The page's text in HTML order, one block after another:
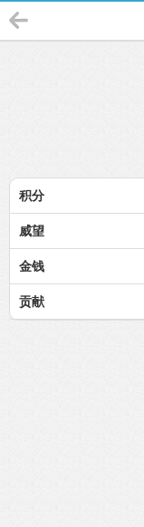
积分
威望
金钱
贡献